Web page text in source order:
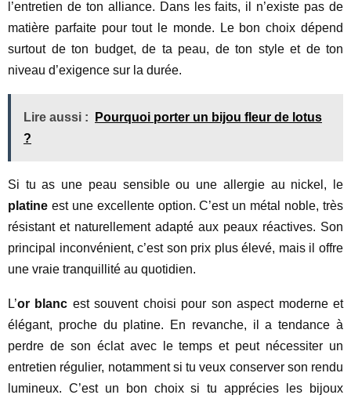
l’entretien de ton alliance. Dans les faits, il n’existe pas de
matière parfaite pour tout le monde. Le bon choix dépend
surtout de ton budget, de ta peau, de ton style et de ton
niveau d’exigence sur la durée.
Lire aussi :
Pourquoi porter un bijou fleur de lotus
?
Si tu as une peau sensible ou une allergie au nickel, le
platine est une excellente option. C’est un métal noble, très
résistant et naturellement adapté aux peaux réactives. Son
principal inconvénient, c’est son prix plus élevé, mais il offre
une vraie tranquillité au quotidien.
L’or blanc est souvent choisi pour son aspect moderne et
élégant, proche du platine. En revanche, il a tendance à
perdre de son éclat avec le temps et peut nécessiter un
entretien régulier, notamment si tu veux conserver son rendu
lumineux. C’est un bon choix si tu apprécies les bijoux